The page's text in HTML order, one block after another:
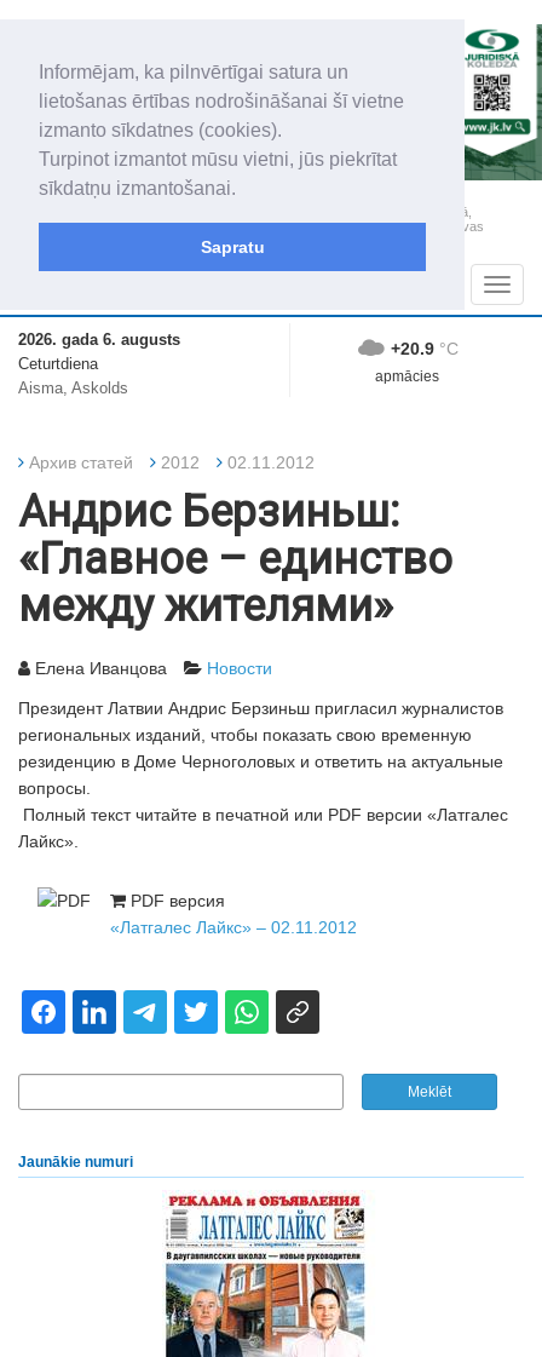
Informējam, ka pilnvērtīgai satura un
lietošanas ērtības nodrošināšanai šī vietne
izmanto sīkdatnes (cookies).
Turpinot izmantot mūsu vietni, jūs piekrītat
sīkdatņu izmantošanai.
Sapratu
„Latgales Laiks” iznāk latviešu un krievu valodās visā Dienvidlatgalē un Sēlijā,
„Latgales Laiks” latviešu valodā aptver Daugavpils valstspilsētu, Augšdaugavas
novadu un apkārtējos novadus un pilsētas.
2026. gada 6. augusts
Ceturtdiena
Aisma, Askolds
+20.9 °C
apmācies
Архив статей 2012 02.11.2012
Андрис Берзиньш:
«Главное – единство
между жителями»
Елена Иванцова Новости
Президент Латвии Андрис Берзиньш пригласил журналистов
региональных изданий, чтобы показать свою временную
резиденцию в Доме Черноголовых и ответить на актуальные
вопросы.
Полный текст читайте в печатной или PDF версии «Латгалес
Лайкс».
PDF версия
«Латгалес Лайкс» – 02.11.2012
Jaunākie numuri